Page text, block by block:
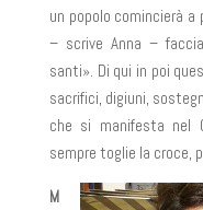
un popolo comincierà a
– scrive Anna –
santi». Di qui in poi
sacrifici, digiuni,
che si manifesta nel
sempre toglie la croce,
M